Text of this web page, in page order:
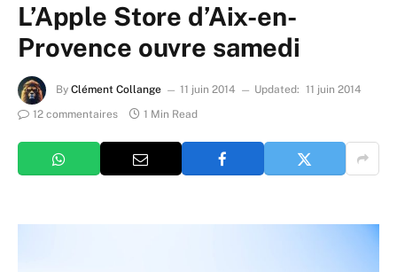
L’Apple Store d’Aix-en-
Provence ouvre samedi
By Clément Collange 11 juin 2014 Updated: 11 juin 2014
12 commentaires
1 Min Read